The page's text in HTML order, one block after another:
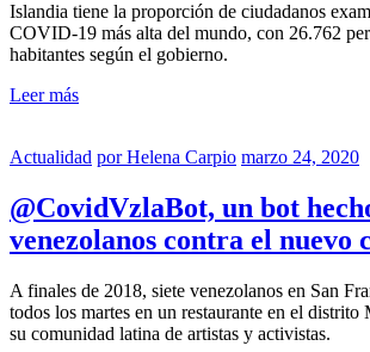
Islandia tiene la proporción de ciudadanos
COVID-19 más alta del mundo, con 26.762
habitantes según el gobierno.
Leer más
Actualidad porHelena Carpio marzo 24, 2020
@CovidVzlaBot, un bot
venezolanos contra el nuevo
A finales de 2018, siete venezolanos en San
todos los martes en un restaurante en el
su comunidad latina de artistas y activistas.